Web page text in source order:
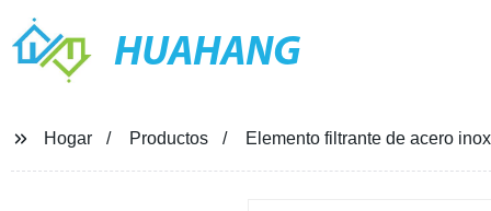
HUAHANG
Hogar Productos Elemento filtrante de acero